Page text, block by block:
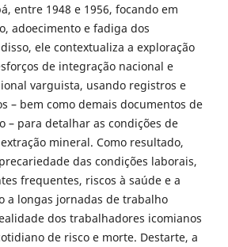
entre 1948 e 1956, focando em
adoecimento e fadiga dos
ele contextualiza a exploração
de integração nacional e
varguista, usando registros e
– bem como demais documentos de
– para detalhar as condições de
mineral. Como resultado,
das condições laborais,
frequentes, riscos à saúde e a
a longas jornadas de trabalho
dos trabalhadores icomianos
de risco e morte. Destarte, a